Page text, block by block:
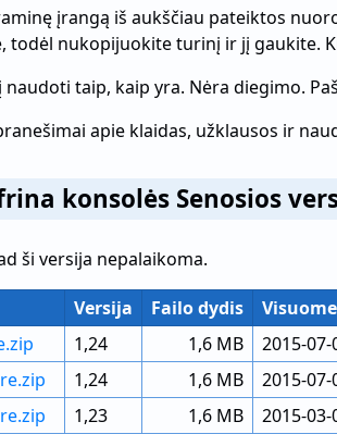
įrangą iš aukščiau pateiktos
todėl nukopijuokite turinį ir jį gaukite.
naudoti taip, kaip yra. Nėra diegimo.
apie klaidas, užklausos ir
konsolės Senosios
ši versija nepalaikoma.
Versija Failo dydis
1,24 1,6 MB 2015-07-
1,24 1,6 MB 2015-07-
1,23 1,6 MB 2015-03-